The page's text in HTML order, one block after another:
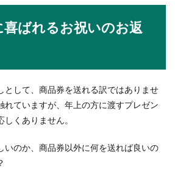
喜ばれるお祝いのお返
として、商品券を送れる訳ではありませ
れていますが、年上の方に渡すプレゼン
しくありません。
いのか、商品券以外に何を送れば良いの